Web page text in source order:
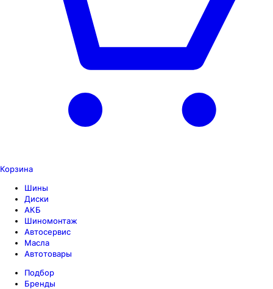
Корзина
Шины
Диски
АКБ
Шиномонтаж
Автосервис
Масла
Автотовары
Подбор
Бренды